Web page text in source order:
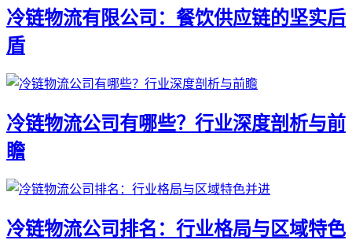
冷链物流有限公司：餐饮供应链的坚实后
盾
冷链物流公司有哪些？行业深度剖析与前
瞻
冷链物流公司排名：行业格局与区域特色